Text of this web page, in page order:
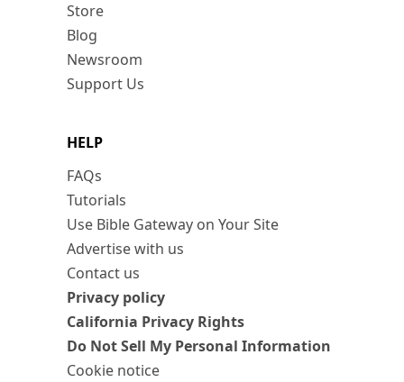
Store
Blog
Newsroom
Support Us
HELP
FAQs
Tutorials
Use Bible Gateway on Your Site
Advertise with us
Contact us
Privacy policy
California Privacy Rights
Do Not Sell My Personal Information
Cookie notice